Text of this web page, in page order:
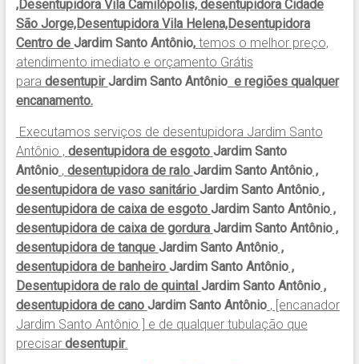
,Desentupidora Vila Camilópolis, desentupidora Cidade
São Jorge,Desentupidora Vila Helena,Desentupidora
Centro de Jardim Santo Antônio, temos o melhor preço,
atendimento imediato e orçamento Grátis
para desentupirJardim Santo Antônioe regiões qualquer
encanamento.
Executamos serviços de desentupidora Jardim Santo
Antônio , desentupidora de esgoto Jardim Santo
Antônio , desentupidora de ralo Jardim Santo Antônio,
desentupidora de vaso sanitário Jardim Santo Antônio,
desentupidora de caixa de esgoto Jardim Santo Antônio,
desentupidora de caixa de gordura Jardim Santo Antônio,
desentupidora de tanque Jardim Santo Antônio,
desentupidora de banheiro Jardim Santo Antônio,
Desentupidora de ralo de quintal Jardim Santo Antônio,
desentupidora de cano Jardim Santo Antônio , [encanador
Jardim Santo Antônio ] e de qualquer tubulação que
precisar desentupir.